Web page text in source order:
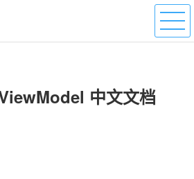
中文文档